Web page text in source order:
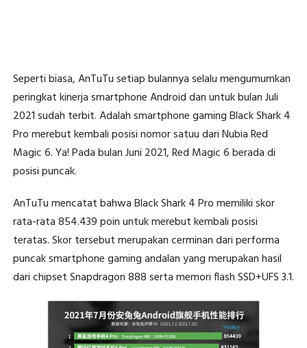
Seperti biasa, AnTuTu setiap bulannya selalu mengumumkan
peringkat kinerja smartphone Android dan untuk bulan Juli
2021 sudah terbit. Adalah smartphone gaming Black Shark 4
Pro merebut kembali posisi nomor satuu dari Nubia Red
Magic 6. Ya! Pada bulan Juni 2021, Red Magic 6 berada di
posisi puncak.
AnTuTu mencatat bahwa Black Shark 4 Pro memiliki skor
rata-rata 854.439 poin untuk merebut kembali posisi
teratas. Skor tersebut merupakan cerminan dari performa
puncak smartphone gaming andalan yang merupakan hasil
dari chipset Snapdragon 888 serta memori flash SSD+UFS 3.1.